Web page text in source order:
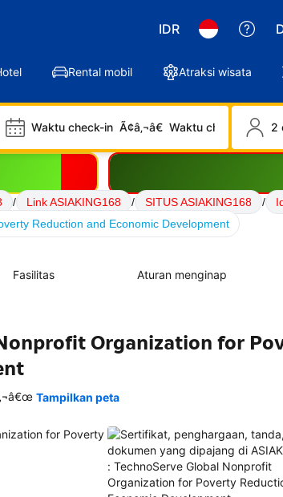
IDR
Rental mobil Atraksi wisata
Waktu check-in Ã¢â‚¬â€ Waktu check-out 2
/ Link ASIAKING168 / SITUS ASIAKING168 /
Reduction and Economic Development
Fasilitas Aturan menginap
Organization for
Tampilkan peta